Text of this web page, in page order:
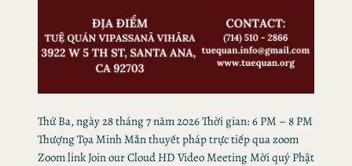
Thứ Ba, ngày 28 tháng 7 năm 2026 Thời gian: 6 PM – 8 PM
Thượng Tọa Minh Mẫn thuyết pháp trực tiếp qua zoom
Zoom link Join our Cloud HD Video Meeting Mời quý Phật